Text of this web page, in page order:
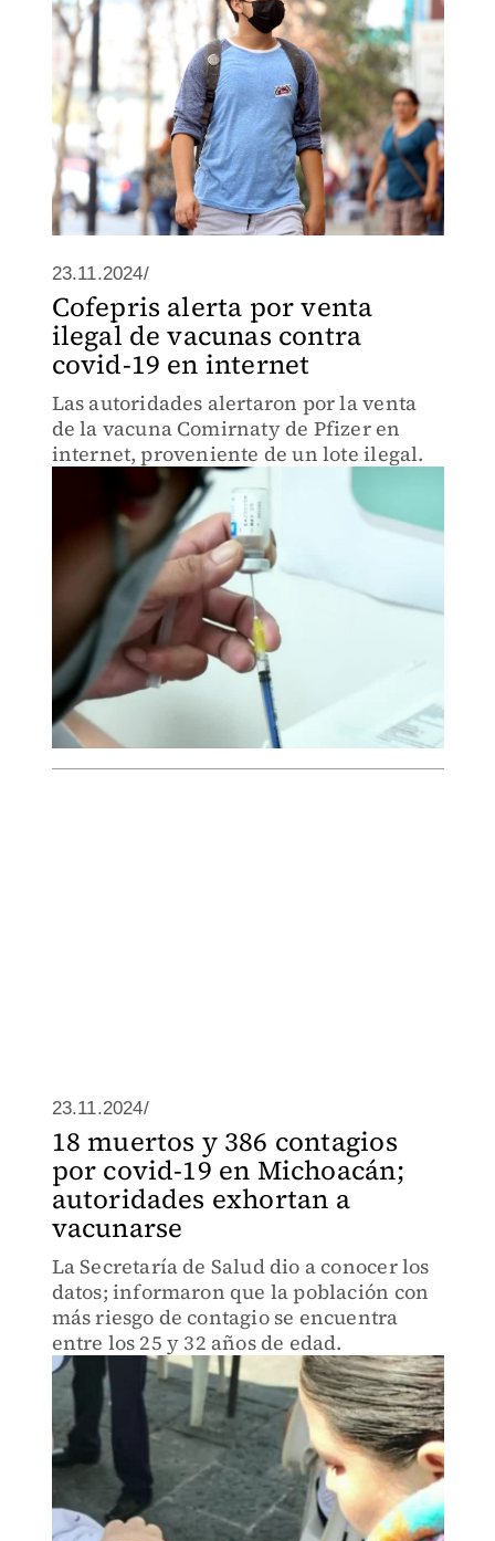
23.11.2024/
Cofepris alerta por venta
ilegal de vacunas contra
covid-19 en internet
Las autoridades alertaron por la venta
de la vacuna Comirnaty de Pfizer en
internet, proveniente de un lote ilegal.
23.11.2024/
18 muertos y 386 contagios
por covid-19 en Michoacán;
autoridades exhortan a
vacunarse
La Secretaría de Salud dio a conocer los
datos; informaron que la población con
más riesgo de contagio se encuentra
entre los 25 y 32 años de edad.